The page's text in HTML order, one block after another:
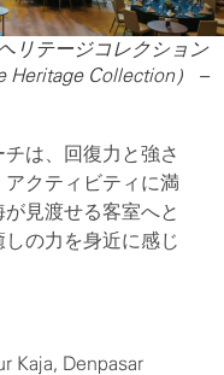
リテージコレクション
Heritage Collection） –
は、回復力と強さ
クティビティに満
見渡せる客室へと
の力を身近に感じ
Kaja, Denpasar